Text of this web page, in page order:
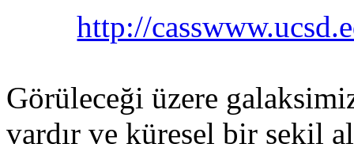
http://
Görüleceği üzere
vardır ve küresel bir şekil